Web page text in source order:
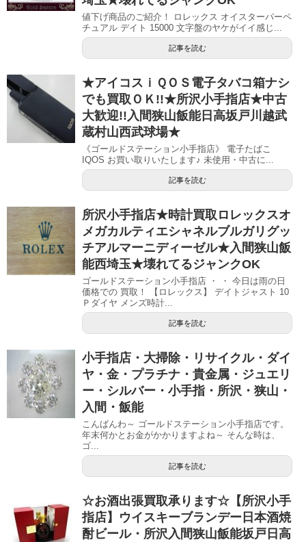
値下げ商品のご紹介！ ロレックス オイスターパーペ
チュアル デイト 15000 文字盤のヤケがイイ感じ...
記事を読む
★アイコスｉＱＯＳ電子タバコ箱ナシ
でも買取ＯＫ!!★所沢小手指店★中古
大歓迎!!入間狭山飯能日高坂戸川越武
蔵村山西武球場★
《ゴールドステーション小手指店》 電子たばこ
IQOS お買い取りいたします♪ 未使用・中古に...
記事を読む
所沢小手指店★時計買取ロレックスオ
メガカルティエシャネルブルガリグッ
チアルマーニディーゼル★入間狭山飯
能西埼玉★壊れてるジャンクOK
ゴールドステーション小手指店 ・ ・ 今日は雨の日
価格での 買取！ 【ロレックス】 デイトジャスト 10
Ｐダイヤ メンズ時計...
記事を読む
小手指店・大掃除・リサイクル・ダイ
ヤ・金・プラチナ・貴金属・ジュエリ
ー・シルバー・小手指・所沢・狭山・
入間・飯能
こんばんわ～ ゴールドステーション小手指店です。
年末何かとお金がかかりますよね～ そんな時は、
ゴ...
記事を読む
☆お酒出張買取承ります☆【所沢小手
指店】ウイスキーブランデー日本酒焼
酎ビール・所沢入間狭山飯能坂戸日高